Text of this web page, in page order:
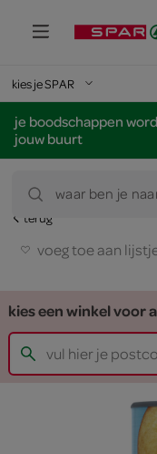
kies je SPAR
je boodschappen
jouw buurt
waar ben je
terug
voeg toe aan
kies een winkel voor